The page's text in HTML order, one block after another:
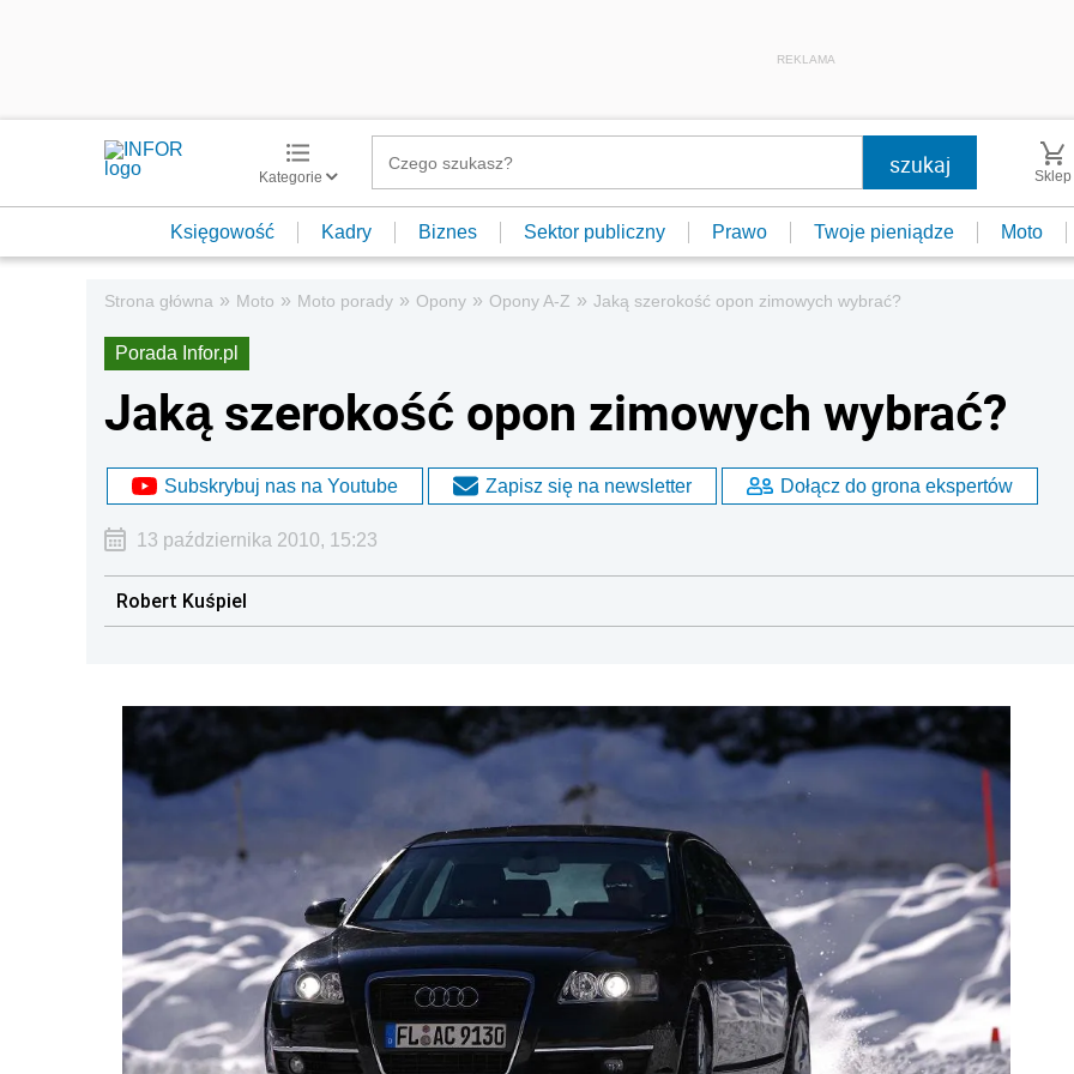
REKLAMA
Kategorie Sklep
Księgowość Kadry Biznes Sektor publiczny Prawo Twoje pieniądze Moto
Strona główna » Moto » Moto porady » Opony » Opony A-Z » Jaką szerokość opon zimowych wybrać?
Porada Infor.pl
Jaką szerokość opon zimowych wybrać?
Subskrybuj nas na Youtube Zapisz się na newsletter Dołącz do grona ekspertów
13 października 2010, 15:23
Robert Kuśpiel